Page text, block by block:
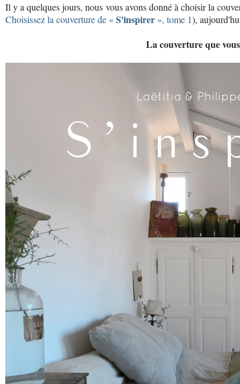
Il y a quelques jours, nous vous avons donné à choisir la
Choisissez la couverture de «S'inspirer », tome 1),
La couverture que